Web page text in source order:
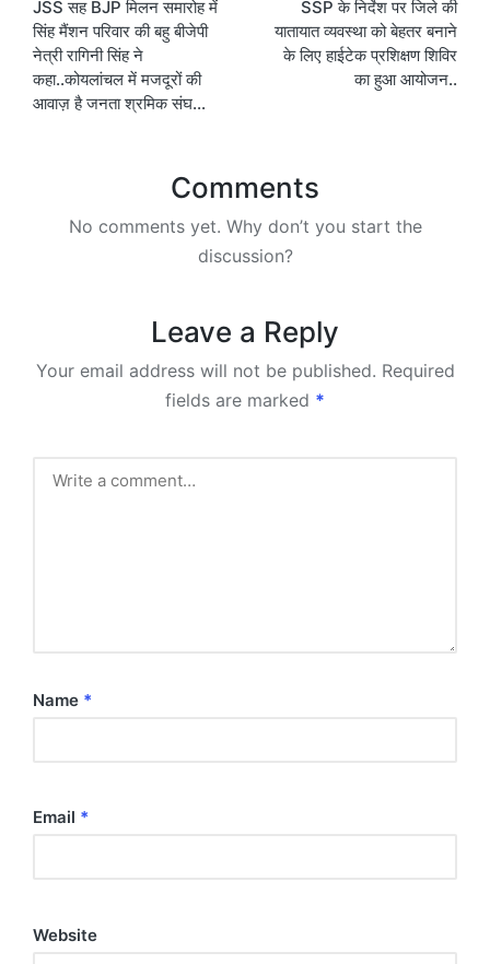
navigation
JSS सह BJP मिलन समारोह में
सिंह मैंशन परिवार की बहु बीजेपी
नेत्री रागिनी सिंह ने
कहा..कोयलांचल में मजदूरों की
आवाज़ है जनता श्रमिक संघ…
SSP के निर्देश पर जिले की
यातायात व्यवस्था को बेहतर बनाने
के लिए हाईटेक प्रशिक्षण शिविर
का हुआ आयोजन..
Comments
No comments yet. Why don’t you start the
discussion?
Leave a Reply
Your email address will not be published. Required
fields are marked *
Name *
Email *
Website